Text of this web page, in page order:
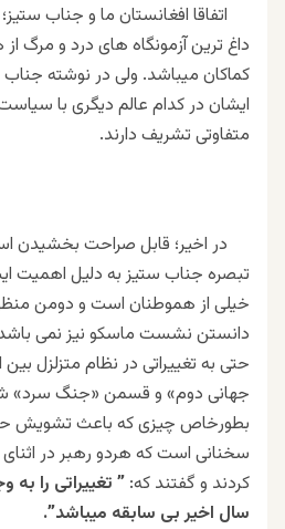
داغ ترین آزمونگاه های درد و مرگ
کماکان میباشد. ولی در نوشته
ایشان در کدام عالم دیگری با
متفاوتی تشریف دارند.
در اخیر؛ قابل صراحت بخشیدن
تبصره جناب ستیز به دلیل اهمیت
خیلی از هموطنان است و دومن
دانستن نشست ماسکو نیز نمی
حتی به تغییراتی در نظام متزلزل
جهانی دوم» و قسمن «جنگ سرد»
بطورخاص چیزی که باعث تشویش
سخنانی است که هردو رهبر در
کردند و گفتند که: ” تغییراتی را
سال اخیر بی سابقه میباشد”.